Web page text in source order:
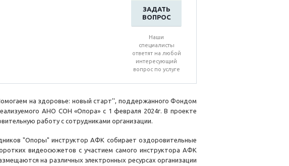
ЗАДАТЬ
ВОПРОС
Наши
специалисты
ответят на любой
интересующий
вопрос по услуге
на здоровье: новый старт'', поддержанного Фондом
АНО СОН «Опора» с 1 февраля 2024г. В проекте
работу с сотрудниками организации.
"Опоры" инструктор АФК собирает оздоровительные
видеосюжетов с участием самого инструктора АФК
на различных электронных ресурсах организации